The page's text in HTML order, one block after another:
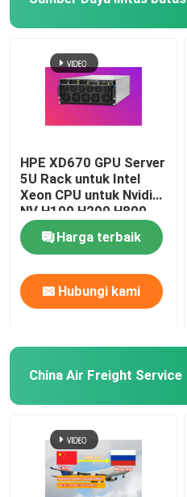
Produk
Tur Pabrik
HPE XD670 GPU Server
5U Rack untuk Intel
Xeon CPU untuk Nvidia
NV H100 H200 H800
PCIE/SXM Nvlink AI
Supercomputing Case
Harga terbaik
Hubungi kami
China Air Freight Service